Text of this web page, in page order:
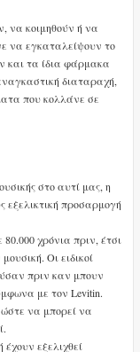
να κοιμηθούν ή να
να εγκαταλείψουν το
και τα ίδια φάρμακα
διαταραχή,
που κολλάνε σε
στο αυτί μας, η
εξελικτική προσαρμογή
χρόνια πριν, έτσι
Οι ειδικοί
πριν καν μπουν
με τον Levitin.
ώστε να μπορεί να
εξελιχθεί